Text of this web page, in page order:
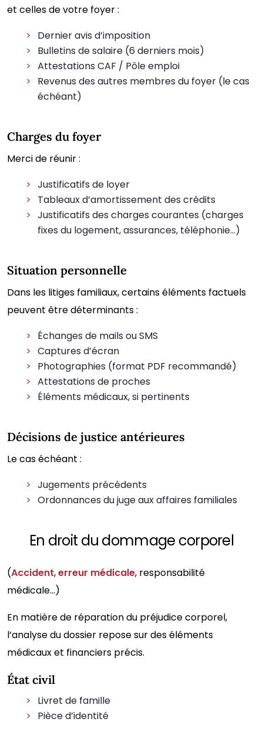
et celles de votre foyer :
Dernier avis d’imposition
Bulletins de salaire (6 derniers mois)
Attestations CAF / Pôle emploi
Revenus des autres membres du foyer (le cas
échéant)
Charges du foyer
Merci de réunir :
Justificatifs de loyer
Tableaux d’amortissement des crédits
Justificatifs des charges courantes (charges
fixes du logement, assurances, téléphonie…)
Situation personnelle
Dans les litiges familiaux, certains éléments factuels
peuvent être déterminants :
Échanges de mails ou SMS
Captures d’écran
Photographies (format PDF recommandé)
Attestations de proches
Éléments médicaux, si pertinents
Décisions de justice antérieures
Le cas échéant :
Jugements précédents
Ordonnances du juge aux affaires familiales
En droit du dommage corporel
(Accident,erreur médicale, responsabilité
médicale…)
En matière de réparation du préjudice corporel,
l’analyse du dossier repose sur des éléments
médicaux et financiers précis.
État civil
Livret de famille
Pièce d’identité